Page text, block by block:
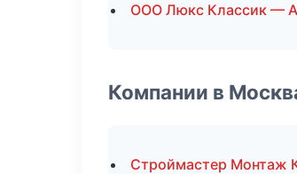
ООО Люкс Классик —
Компании в
Строймастер Монтаж